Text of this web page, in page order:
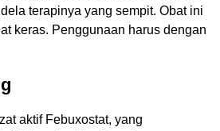
terapinya yang sempit. Obat ini
keras. Penggunaan harus dengan
aktif Febuxostat, yang